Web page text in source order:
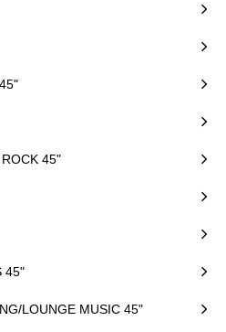
45"
45"
LOUNGE MUSIC 45"